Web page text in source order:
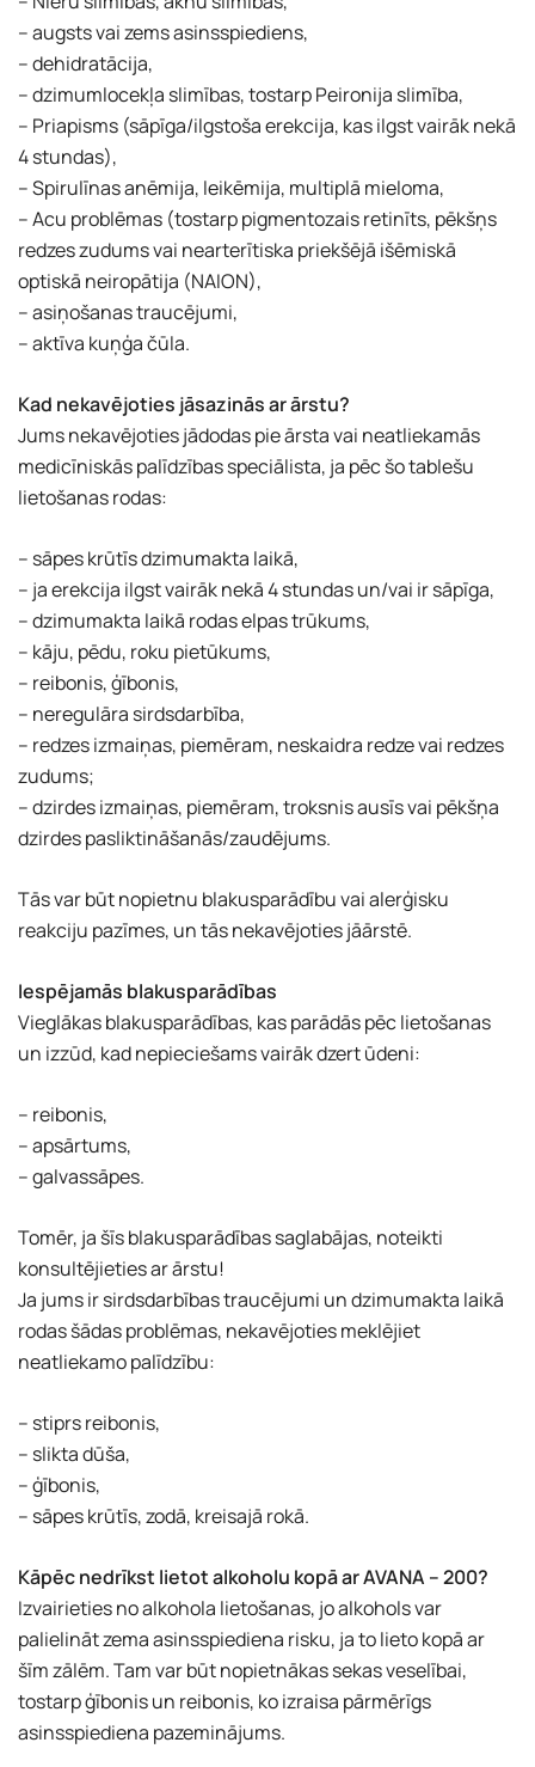
– augsts vai zems asinsspiediens,
– dehidratācija,
– dzimumlocekļa slimības, tostarp Peironija slimība,
– Priapisms (sāpīga/ilgstoša erekcija, kas ilgst vairāk nekā
4 stundas),
– Spirulīnas anēmija, leikēmija, multiplā mieloma,
– Acu problēmas (tostarp pigmentozais retinīts, pēkšņs
redzes zudums vai nearterītiska priekšējā išēmiskā
optiskā neiropātija (NAION),
– asiņošanas traucējumi,
– aktīva kuņģa čūla.
Kad nekavējoties jāsazinās ar ārstu?
Jums nekavējoties jādodas pie ārsta vai neatliekamās
medicīniskās palīdzības speciālista, ja pēc šo tablešu
lietošanas rodas:
– sāpes krūtīs dzimumakta laikā,
– ja erekcija ilgst vairāk nekā 4 stundas un/vai ir sāpīga,
– dzimumakta laikā rodas elpas trūkums,
– kāju, pēdu, roku pietūkums,
– reibonis, ģībonis,
– neregulāra sirdsdarbība,
– redzes izmaiņas, piemēram, neskaidra redze vai redzes
zudums;
– dzirdes izmaiņas, piemēram, troksnis ausīs vai pēkšņa
dzirdes pasliktināšanās/zaudējums.
Tās var būt nopietnu blakusparādību vai alerģisku
reakciju pazīmes, un tās nekavējoties jāārstē.
Iespējamās blakusparādības
Vieglākas blakusparādības, kas parādās pēc lietošanas
un izzūd, kad nepieciešams vairāk dzert ūdeni:
– reibonis,
– apsārtums,
– galvassāpes.
Tomēr, ja šīs blakusparādības saglabājas, noteikti
konsultējieties ar ārstu!
Ja jums ir sirdsdarbības traucējumi un dzimumakta laikā
rodas šādas problēmas, nekavējoties meklējiet
neatliekamo palīdzību:
– stiprs reibonis,
– slikta dūša,
– ģībonis,
– sāpes krūtīs, zodā, kreisajā rokā.
Kāpēc nedrīkst lietot alkoholu kopā ar AVANA – 200?
Izvairieties no alkohola lietošanas, jo alkohols var
palielināt zema asinsspiediena risku, ja to lieto kopā ar
šīm zālēm. Tam var būt nopietnākas sekas veselībai,
tostarp ģībonis un reibonis, ko izraisa pārmērīgs
asinsspiediena pazeminājums.